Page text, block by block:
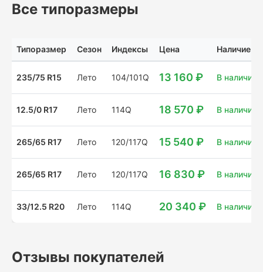
Все типоразмеры
Типоразмер Сезон Индексы Цена Наличие
235/75 R15 Лето 104/101Q 13 160 ₽ В наличии:
12.5/0 R17 Лето 114Q 18 570 ₽ В наличии:
265/65 R17 Лето 120/117Q 15 540 ₽ В наличии:
265/65 R17 Лето 120/117Q 16 830 ₽ В наличии:
33/12.5 R20 Лето 114Q 20 340 ₽ В наличии:
Отзывы покупателей